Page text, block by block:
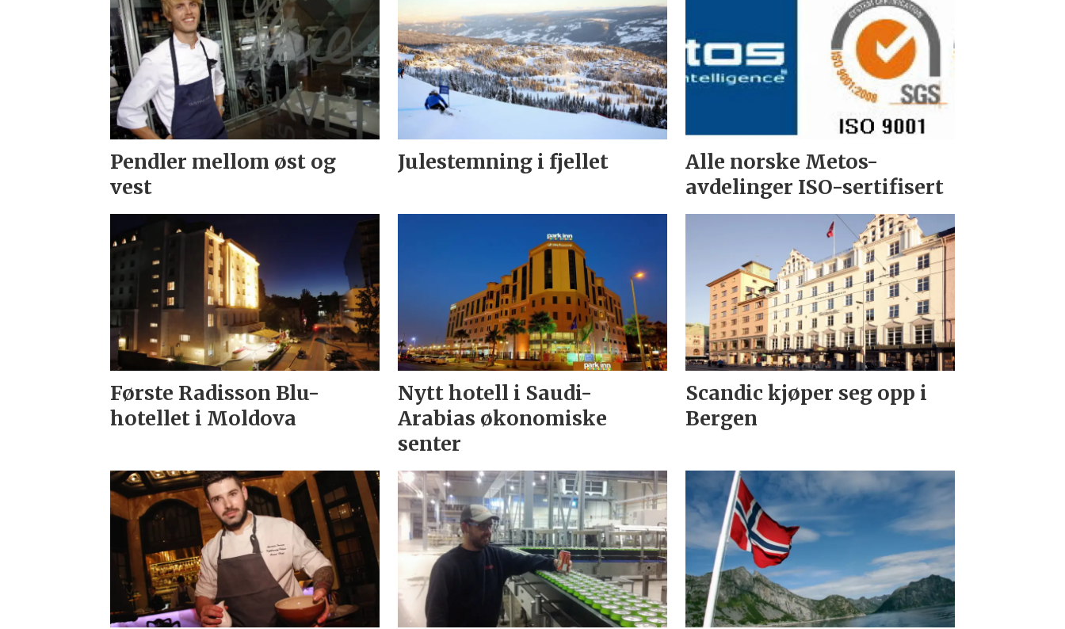
Pendler mellom øst og
vest
Julestemning i fjellet
Alle norske Metos-
avdelinger ISO-sertifisert
Første Radisson Blu-
hotellet i Moldova
Nytt hotell i Saudi-
Arabias økonomiske
senter
Scandic kjøper seg opp i
Bergen